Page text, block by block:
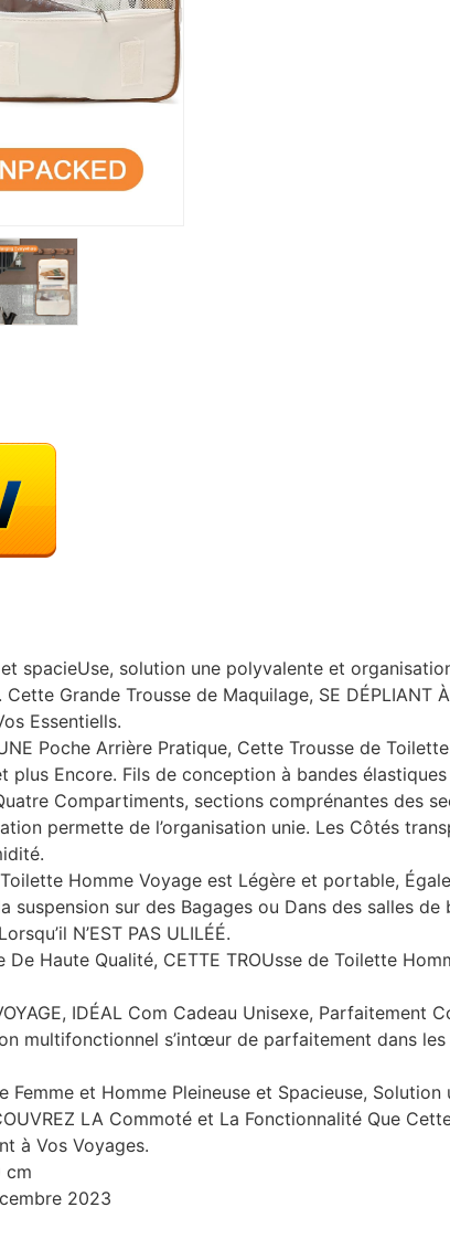
spacieUse, solution une polyvalente et
Grande Trousse de Maquilage, SE DÉPLIANT
Essentiells.
Poche Arrière Pratique, Cette Trousse de
plus Encore. Fils de conception à bandes
Compartiments, sections comprénantes des
permette de l’organisation unie. Les Côtés
Homme Voyage est Légère et portable,
sur des Bagages ou Dans des salles de
N’EST PAS ULILÉÉ.
Haute Qualité, CETTE TROUsse de Toilette
IDÉAL Com Cadeau Unisexe,
multifonctionnel s’intœur de parfaitement dans
et Homme Pleineuse et Spacieuse,
LA Commoté ​​et La Fonctionnalité Que
à Vos Voyages.
cm
2023